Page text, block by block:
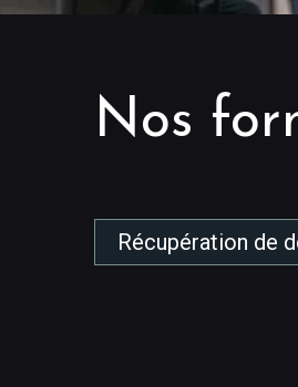
Nos
Récupération de